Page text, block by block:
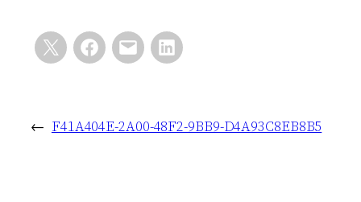
← F41A404E-2A00-48F2-9BB9-D4A93C8EB8B5